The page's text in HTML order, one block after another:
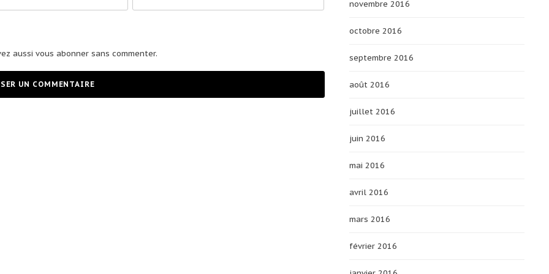
aussi vous abonner sans commenter.
novembre 2016
octobre 2016
septembre 2016
août 2016
juillet 2016
juin 2016
mai 2016
avril 2016
mars 2016
février 2016